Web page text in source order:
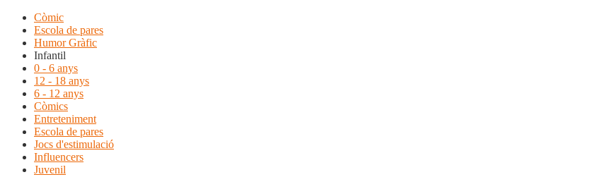
Còmic
Escola de pares
Humor Gràfic
Infantil
0 - 6 anys
12 - 18 anys
6 - 12 anys
Còmics
Entreteniment
Escola de pares
Jocs d'estimulació
Influencers
Juvenil